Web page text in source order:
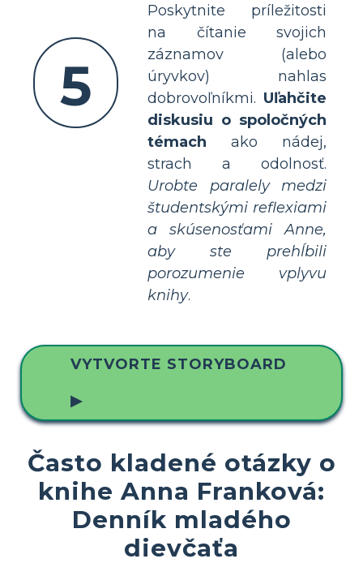
5
Poskytnite príležitosti
na čítanie svojich
záznamov (alebo
úryvkov) nahlas
dobrovoľníkmi. Uľahčite
diskusiu o spoločných
témach ako nádej,
strach a odolnosť.
Urobte paralely medzi
študentskými reflexiami
a skúsenosťami Anne,
aby ste prehĺbili
porozumenie vplyvu
knihy.
VYTVORTE STORYBOARD
▶
Často kladené otázky o
knihe Anna Franková:
Denník mladého
dievčaťa